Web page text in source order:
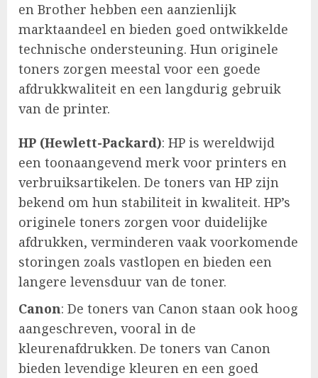
en Brother hebben een aanzienlijk
marktaandeel en bieden goed ontwikkelde
technische ondersteuning. Hun originele
toners zorgen meestal voor een goede
afdrukkwaliteit en een langdurig gebruik
van de printer.
HP (Hewlett-Packard): HP is wereldwijd
een toonaangevend merk voor printers en
verbruiksartikelen. De toners van HP zijn
bekend om hun stabiliteit in kwaliteit. HP’s
originele toners zorgen voor duidelijke
afdrukken, verminderen vaak voorkomende
storingen zoals vastlopen en bieden een
langere levensduur van de toner.
Canon: De toners van Canon staan ook hoog
aangeschreven, vooral in de
kleurenafdrukken. De toners van Canon
bieden levendige kleuren en een goed